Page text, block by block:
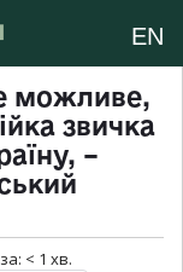
EN
можливе,
звичка
–
< 1 хв.